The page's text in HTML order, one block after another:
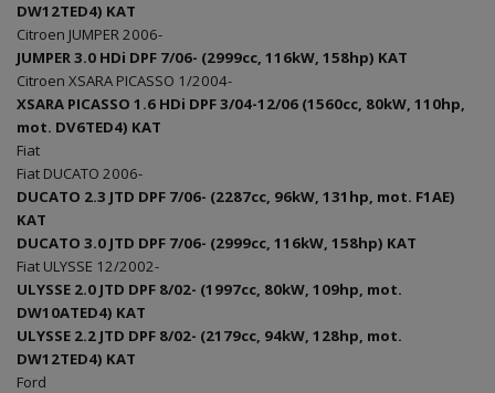
DW12TED4) KAT
Citroen JUMPER 2006-
JUMPER 3.0 HDi DPF 7/06- (2999cc, 116kW, 158hp) KAT
Citroen XSARA PICASSO 1/2004-
XSARA PICASSO 1.6 HDi DPF 3/04-12/06 (1560cc, 80kW, 110hp,
mot. DV6TED4) KAT
Fiat
Fiat DUCATO 2006-
DUCATO 2.3 JTD DPF 7/06- (2287cc, 96kW, 131hp, mot. F1AE)
KAT
DUCATO 3.0 JTD DPF 7/06- (2999cc, 116kW, 158hp) KAT
Fiat ULYSSE 12/2002-
ULYSSE 2.0 JTD DPF 8/02- (1997cc, 80kW, 109hp, mot.
DW10ATED4) KAT
ULYSSE 2.2 JTD DPF 8/02- (2179cc, 94kW, 128hp, mot.
DW12TED4) KAT
Ford